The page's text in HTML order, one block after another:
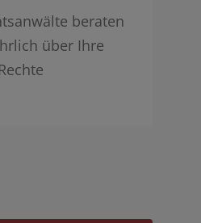
beraten
über Ihre
Rechte